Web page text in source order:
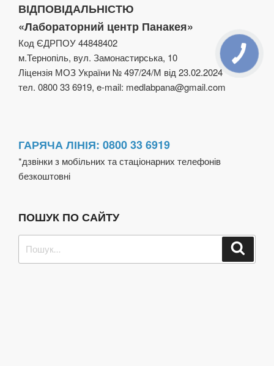
ВІДПОВІДАЛЬНІСТЮ
«Лабораторний центр Панакея»
Код ЄДРПОУ 44848402
м.Тернопіль, вул. Замонастирська, 10
Ліцензія МОЗ України № 497/24/М від 23.02.2024
тел. 0800 33 6919, e-mail: medlabpana@gmail.com
ГАРЯЧА ЛІНІЯ: 0800 33 6919
*дзвінки з мобільних та стаціонарних телефонів
безкоштовні
ПОШУК ПО САЙТУ
за